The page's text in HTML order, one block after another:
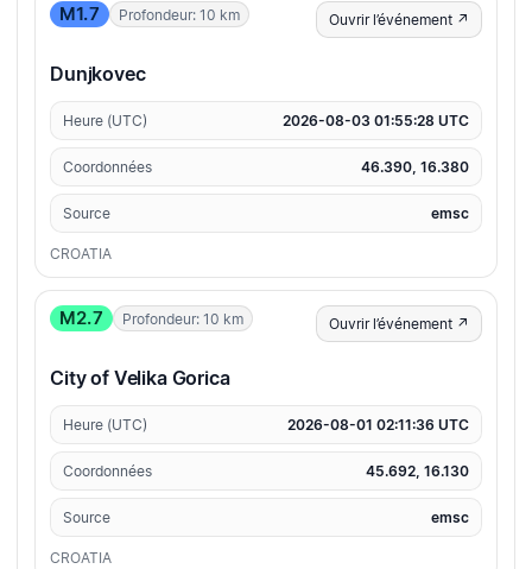
M1.7 Profondeur: 10 km Ouvrir l’événement ↗
Dunjkovec
Heure (UTC) 2026-08-03 01:55:28 UTC
Coordonnées 46.390, 16.380
Source emsc
CROATIA
M2.7 Profondeur: 10 km Ouvrir l’événement ↗
City of Velika Gorica
Heure (UTC) 2026-08-01 02:11:36 UTC
Coordonnées 45.692, 16.130
Source emsc
CROATIA